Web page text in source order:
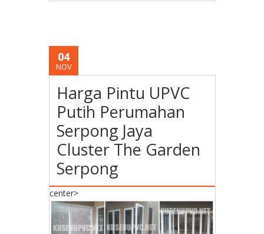
04
NOV
Harga Pintu UPVC
Putih Perumahan
Serpong Jaya
Cluster The Garden
Serpong
center>